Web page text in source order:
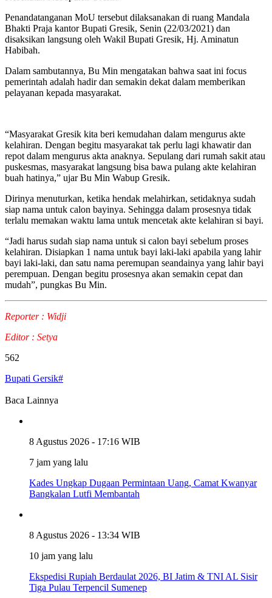
Penandatanganan MoU tersebut dilaksanakan di ruang Mandala
Bhakti Praja kantor Bupati Gresik, Senin (22/03/2021) dan
disaksikan langsung oleh Wakil Bupati Gresik, Hj. Aminatun
Habibah.
Dalam sambutannya, Bu Min mengatakan bahwa saat ini focus
pemerintah adalah hadir dan semakin dekat dalam memberikan
pelayanan kepada masyarakat.
“Masyarakat Gresik kita beri kemudahan dalam mengurus akte
kelahiran. Dengan begitu masyarakat tak perlu lagi khawatir dan
repot dalam mengurus akta anaknya. Sepulang dari rumah sakit atau
puskesmas, masyarakat langsung bisa bawa pulang akte kelahiran
buah hatinya,” ujar Bu Min Wabup Gresik.
Dirinya menuturkan, ketika hendak melahirkan, setidaknya sudah
siap nama untuk calon bayinya. Sehingga dalam prosesnya tidak
terlalu memakan waktu lama untuk mencetak akte kelahiran si bayi.
“Jadi harus sudah siap nama untuk si calon bayi sebelum proses
kelahiran. Disiapkan 1 nama untuk bayi laki-laki apabila yang lahir
bayi laki-laki, dan satu nama peremupan seandainya yang lahir bayi
perempuan. Dengan begitu prosesnya akan semakin cepat dan
mudah”, pungkas Bu Min.
Reporter : Widji
Editor : Setya
562
Bupati Gersik#
Baca Lainnya
8 Agustus 2026 - 17:16 WIB
7 jam yang lalu
Kades Ungkap Dugaan Permintaan Uang, Camat Kwanyar
Bangkalan Lutfi Membantah
8 Agustus 2026 - 13:34 WIB
10 jam yang lalu
Ekspedisi Rupiah Berdaulat 2026, BI Jatim & TNI AL Sisir
Tiga Pulau Terpencil Sumenep